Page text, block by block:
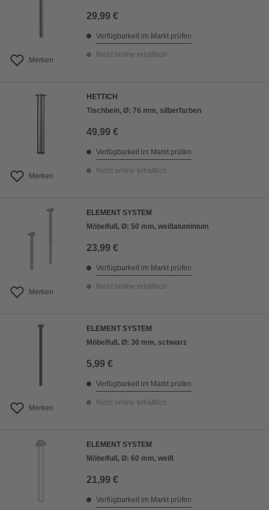
Merken
29,99 €
Verfügbarkeit im Markt prüfen
Nicht online erhältlich
Merken
HETTICH
Tischbein, Ø: 76 mm, silberfarben
49,99 €
Verfügbarkeit im Markt prüfen
Nicht online erhältlich
Merken
ELEMENT SYSTEM
Möbelfuß, Ø: 50 mm, weißaluminium
23,99 €
Verfügbarkeit im Markt prüfen
Nicht online erhältlich
Merken
ELEMENT SYSTEM
Möbelfuß, Ø: 30 mm, schwarz
5,99 €
Verfügbarkeit im Markt prüfen
Nicht online erhältlich
ELEMENT SYSTEM
Möbelfuß, Ø: 60 mm, weiß
21,99 €
Verfügbarkeit im Markt prüfen